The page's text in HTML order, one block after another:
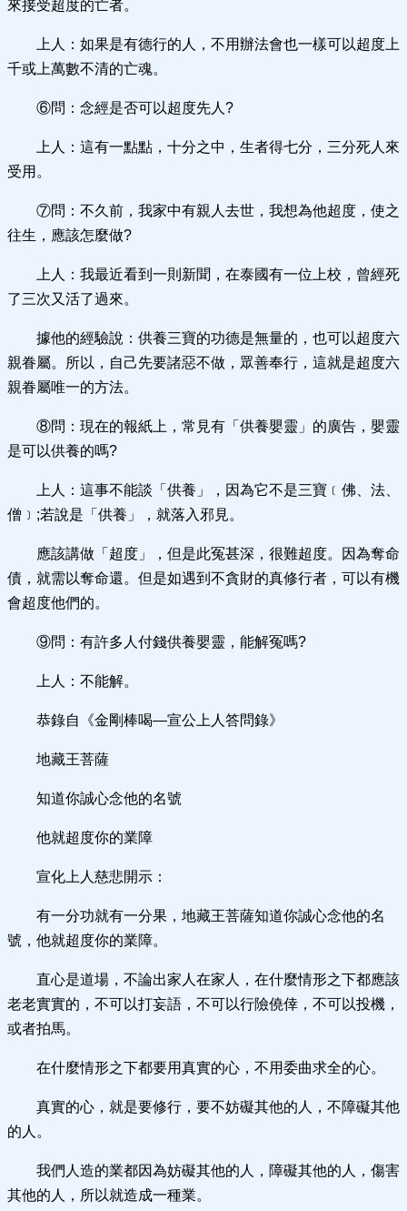
來接受超度的亡者。
上人：如果是有德行的人，不用辦法會也一樣可以超度上
千或上萬數不清的亡魂。
⑥問：念經是否可以超度先人?
上人：這有一點點，十分之中，生者得七分，三分死人來
受用。
⑦問：不久前，我家中有親人去世，我想為他超度，使之
往生，應該怎麼做?
上人：我最近看到一則新聞，在泰國有一位上校，曾經死
了三次又活了過來。
據他的經驗說：供養三寶的功德是無量的，也可以超度六
親眷屬。所以，自己先要諸惡不做，眾善奉行，這就是超度六
親眷屬唯一的方法。
⑧問：現在的報紙上，常見有「供養嬰靈」的廣告，嬰靈
是可以供養的嗎?
上人：這事不能談「供養」，因為它不是三寶﹝佛、法、
僧﹞;若說是「供養」，就落入邪見。
應該講做「超度」，但是此冤甚深，很難超度。因為奪命
債，就需以奪命還。但是如遇到不貪財的真修行者，可以有機
會超度他們的。
⑨問：有許多人付錢供養嬰靈，能解冤嗎?
上人：不能解。
恭錄自《金剛棒喝—宣公上人答問錄》
地藏王菩薩
知道你誠心念他的名號
他就超度你的業障
宣化上人慈悲開示：
有一分功就有一分果，地藏王菩薩知道你誠心念他的名
號，他就超度你的業障。
直心是道場，不論出家人在家人，在什麼情形之下都應該
老老實實的，不可以打妄語，不可以行險僥倖，不可以投機，
或者拍馬。
在什麼情形之下都要用真實的心，不用委曲求全的心。
真實的心，就是要修行，要不妨礙其他的人，不障礙其他
的人。
我們人造的業都因為妨礙其他的人，障礙其他的人，傷害
其他的人，所以就造成一種業。